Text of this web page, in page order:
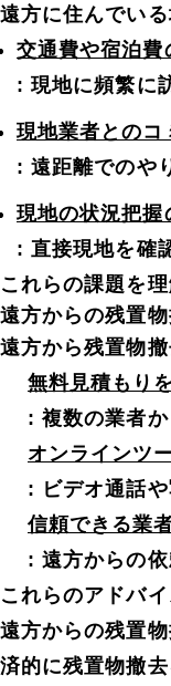
遠方に住んでい
交通費や宿泊費
: 現地に頻繁に
現地業者とのコ
: 遠距離でのや
現地の状況把握
: 直接現地を確
これらの課題を
遠方からの残置
遠方から残置物
無料見積もり
: 複数の業者
オンラインツ
: ビデオ通話
信頼できる業
: 遠方からの
これらのアドバ
遠方からの残置
済的に残置物撤去